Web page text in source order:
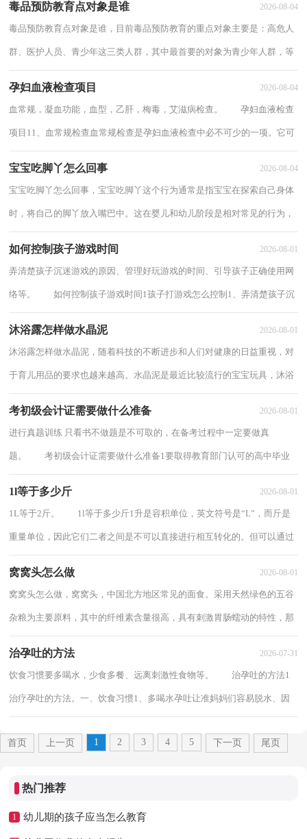
毒品预防教育点对象是谁 2026-08-04
毒品预防教育点对象是谁，目前毒品预防教育的重点对象主要是：高危人
群、医护人员、青少年这三类人群，其中最首要的对象为青少年人群，等
孕妇血液检查项目 2026-08-04
血常规，凝血功能，血型，乙肝，梅毒，艾滋病检查。 孕妇血液检查
项目11、血常规检查血常规检查是孕妇血液检查中必不可少的一项。它可
宝宝吃脚丫怎么回事 2026-08-04
宝宝吃脚丫怎么回事，宝宝吃脚丫这个行为通常是指宝宝在探索自己身体
时，将自己的脚丫放入嘴巴中。这在婴儿和幼儿阶段是相对常见的行为，
如何控制孩子游戏时间 2026-08-01
弄清楚孩子沉迷游戏的原因、管理好玩游戏的时间、引导孩子正确使用网
络等。 如何控制孩子游戏时间1孩子打游戏怎么控制1、弄清楚孩子沉
沐浴露怎样做水晶泥 2026-08-01
沐浴露怎样做水晶泥，随着科技的不断进步和人们对健康的日益重视，对
于育儿用品的要求也越来越高。水晶泥是最近比较流行的宝宝玩具，沐浴
考初级会计证需要做什么准备 2026-08-01
进行真题训练 只看书不做题是不可取的，在备考过程中一定要做真
题。 考初级会计证需要做什么准备1要取得教育部门认可的高中毕业
1l等于多少斤 2026-08-01
1L等于2斤。 1l等于多少斤1升是容积单位，英文符号是“L”，而斤是
重量单位，因此它们二者之间是不可以直接进行相互转化的。但可以通过
窝窝头怎么做 2026-08-01
窝窝头怎么做，窝窝头，中国北方地区常见的面食。采用天然绿色的五谷
杂粮为主要原料，其中的纤维素含量很高，具有刺激胃肠蠕动的特性，那
治孕吐的方法 2026-07-31
饮食习惯要多喝水，少食多餐、远离刺激性食物等。 治孕吐的方法1
治疗孕吐的方法。一、饮食习惯1、多喝水孕吐让准妈妈们容易脱水、因
首页 上一页 1 2 3 4 5 下一页 尾页
热门推荐
1 幼儿期的孩子应当怎么教育